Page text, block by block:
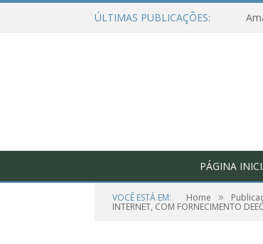
ÚLTIMAS PUBLICAÇÕES:
PÁGINA
VOCÊ ESTÁ EM: Home »
INTERNET, COM FORNECIMENTO